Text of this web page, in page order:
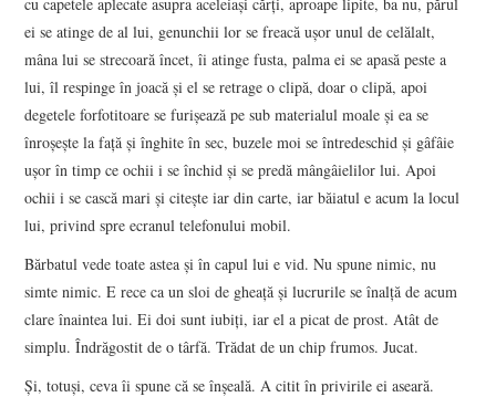
ei se atinge de al lui, genunchii lor se freacă uşor unul de celălalt,
mâna lui se strecoară încet, îi atinge fusta, palma ei se apasă peste a
lui, îl respinge în joacă şi el se retrage o clipă, doar o clipă, apoi
degetele forfotitoare se furişează pe sub materialul moale şi ea se
înroşeşte la faţă şi înghite în sec, buzele moi se întredeschid şi gâfâie
uşor în timp ce ochii i se închid şi se predă mângâielilor lui. Apoi
ochii i se cască mari şi citeşte iar din carte, iar băiatul e acum la locul
lui, privind spre ecranul telefonului mobil.
Bărbatul vede toate astea şi în capul lui e vid. Nu spune nimic, nu
simte nimic. E rece ca un sloi de gheaţă şi lucrurile se înalţă de acum
clare înaintea lui. Ei doi sunt iubiţi, iar el a picat de prost. Atât de
simplu. Îndrăgostit de o târfă. Trădat de un chip frumos. Jucat.
Şi, totuşi, ceva îi spune că se înşeală. A citit în privirile ei aseară.